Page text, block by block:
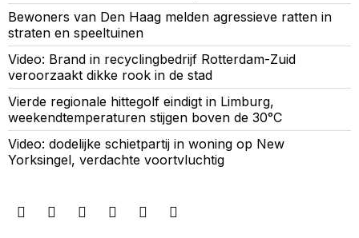
Bewoners van Den Haag melden agressieve ratten in
straten en speeltuinen
Video: Brand in recyclingbedrijf Rotterdam-Zuid
veroorzaakt dikke rook in de stad
Vierde regionale hittegolf eindigt in Limburg,
weekendtemperaturen stijgen boven de 30°C
Video: dodelijke schietpartij in woning op New
Yorksingel, verdachte voortvluchtig